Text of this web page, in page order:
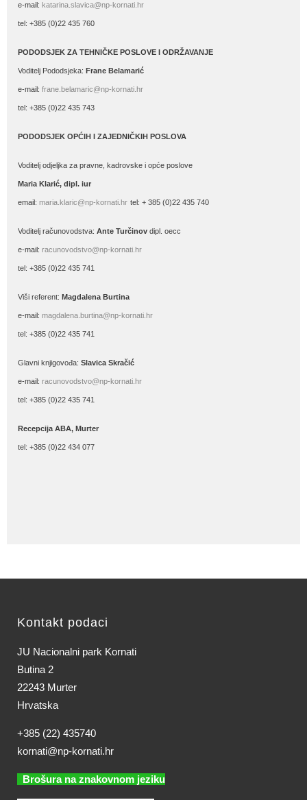
e-mail: katarina.slavica@np-kornati.hr
tel: +385 (0)22 435 760
PODODSJEK ZA TEHNIČKE POSLOVE I ODRŽAVANJE
Voditelj Pododsjeka: Frane Belamarić
e-mail: frane.belamaric@np-kornati.hr
tel: +385 (0)22 435 743
PODODSJEK OPĆIH I ZAJEDNIČKIH POSLOVA
Voditelj odjeljka za pravne, kadrovske i opće poslove
Maria Klarić, dipl. iur
email: maria.klaric@np-kornati.hr tel: + 385 (0)22 435 740
Voditelj računovodstva: Ante Turčinov dipl. oecc
e-mail: racunovodstvo@np-kornati.hr
tel: +385 (0)22 435 741
Viši referent: Magdalena Burtina
e-mail: magdalena.burtina@np-kornati.hr
tel: +385 (0)22 435 741
Glavni knjigovođa: Slavica Skračić
e-mail: racunovodstvo@np-kornati.hr
tel: +385 (0)22 435 741
Recepcija ABA, Murter
tel: +385 (0)22 434 077
Kontakt podaci
JU Nacionalni park Kornati
Butina 2
22243 Murter
Hrvatska
+385 (22) 435740
kornati@np-kornati.hr
Brošura na znakovnom jeziku